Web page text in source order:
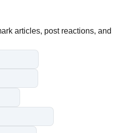
articles, post reactions, and